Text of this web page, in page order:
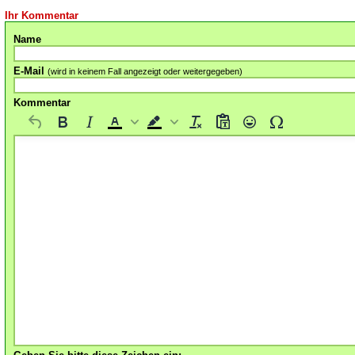
Ihr Kommentar
Name
E-Mail (wird in keinem Fall angezeigt oder weitergegeben)
Kommentar